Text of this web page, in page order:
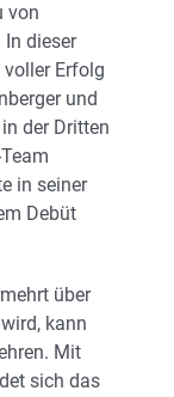
von
dieser
Erfolg
und
der Dritten
in seiner
Debüt
über
kann
Mit
sich das